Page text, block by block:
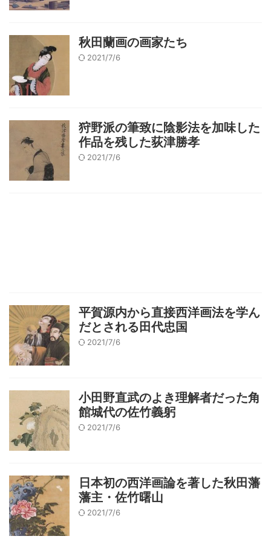
秋田蘭画の画家たち
2021/7/6
狩野派の筆致に陰影法を加味した
作品を残した荻津勝孝
2021/7/6
平賀源内から直接西洋画法を学ん
だとされる田代忠国
2021/7/6
小田野直武のよき理解者だった角
館城代の佐竹義躬
2021/7/6
日本初の西洋画論を著した秋田藩
藩主・佐竹曙山
2021/7/6